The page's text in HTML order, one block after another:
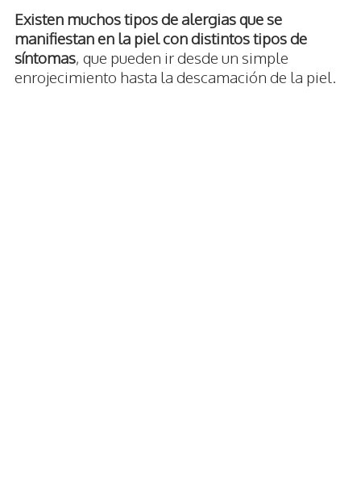
Existen muchos tipos de alergias que se
manifiestan en la piel con distintos tipos de
síntomas, que pueden ir desde un simple
enrojecimiento hasta la descamación de la piel.